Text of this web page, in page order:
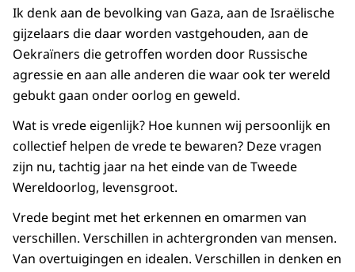
Ik denk aan de bevolking van Gaza, aan de Israëlische
gijzelaars die daar worden vastgehouden, aan de
Oekraïners die getroffen worden door Russische
agressie en aan alle anderen die waar ook ter wereld
gebukt gaan onder oorlog en geweld.
Wat is vrede eigenlijk? Hoe kunnen wij persoonlijk en
collectief helpen de vrede te bewaren? Deze vragen
zijn nu, tachtig jaar na het einde van de Tweede
Wereldoorlog, levensgroot.
Vrede begint met het erkennen en omarmen van
verschillen. Verschillen in achtergronden van mensen.
Van overtuigingen en idealen. Verschillen in denken en